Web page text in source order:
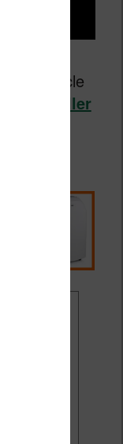
cet article
installer
?